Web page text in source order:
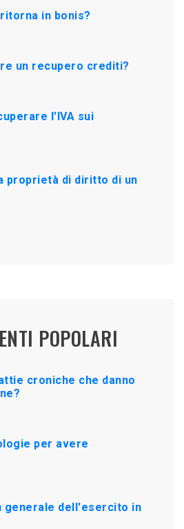
in bonis?
un recupero crediti?
l'IVA sui
proprietà di diritto di un
POPOLARI
croniche che danno
per avere
generale dell'esercito in